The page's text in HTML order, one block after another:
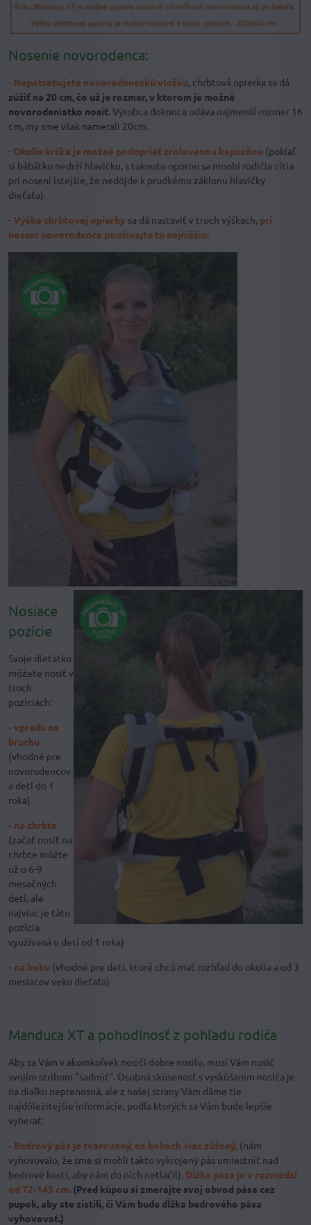
Nosenie novorodenca:
- Nepotrebujete novorodeneckú vložku, chrbtová opierka sa dá
zúžiť na 20 cm, čo už je rozmer, v ktorom je možné
novorodeniatko nosiť. Výrobca dokonca udáva najmenší rozmer 16
cm, my sme však namerali 20cm.
- Okolie krčka je možné podoprieť zrolovanou kapucňou (pokiaľ
si bábätko nedrží hlavičku, s takouto oporou sa mnohí rodičia cítia
pri nosení istejšie, že nedôjde k prudkému záklonu hlavičky
dieťaťa).
-Výška chrbtovej opierky sa dá nastaviť v troch výškach, pri
nosení novorodenca používajte tú najnižšiu.
Nosiace
pozície
Svoje dieťatko
môžete nosiť v
troch
pozíciách:
- vpredu na
bruchu
(vhodné pre
novorodencov
a deti do 1
roka)
- na chrbte
(začať nosiť na
chrbte môžte
už u 6-9
mesačných
detí, ale
najviac je táto
pozícia
využívaná u detí od 1 roka)
- na boku (vhodné pre deti, ktoré chcú mať rozhľad do okolia a od 3
mesiacov veku dieťaťa)
Manduca XT a pohodlnosť z pohľadu rodiča
Aby sa Vám v akomkoľvek nosiči dobre nosilo, musí Vám nosič
svojím strihom "sadnúť". Osobná skúsenosť s vyskúšaním nosiča je
na diaľku neprenosná, ale z našej strany Vám dáme tie
najdôležitejšie informácie, podľa ktorých sa Vám bude lepšie
vyberať:
- Bedrový pás je tvarovaný, na bokoch viac zúžený, (nám
vyhovovalo, že sme si mohli takto vykrojený pás umiestniť nad
bedrové kosti, aby nám do nich netlačil). Dĺžka pása je v rozmedzí
od 72-145 cm. (Pred kúpou si zmerajte svoj obvod pása cez
pupok, aby ste zistili, či Vám bude dĺžka bedrového pása
vyhovovať.)